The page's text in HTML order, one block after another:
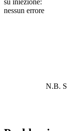
nessun errore
N.B.